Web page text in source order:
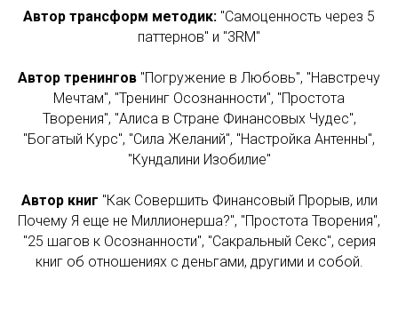
Автор трансформ методик: "Самоценность через 5
паттернов" и "3RM"
Автор тренингов "Погружение в Любовь", "Навстречу
Мечтам", "Тренинг Осознанности", "Простота
Творения", "Алиса в Стране Финансовых Чудес",
"Богатый Курс", "Сила Желаний", "Настройка Антенны",
"Кундалини Изобилие"
Автор книг "Как Совершить Финансовый Прорыв, или
Почему Я еще не Миллионерша?", "Простота Творения",
"25 шагов к Осознанности", "Сакральный Секс", серия
книг об отношениях с деньгами, другими и собой.